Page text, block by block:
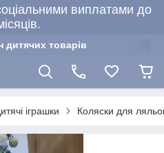
виплатами до
дитячих товарів
іграшки Коляски для